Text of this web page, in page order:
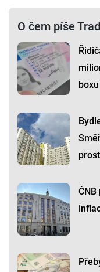
O čem píše
boxu
ČNB